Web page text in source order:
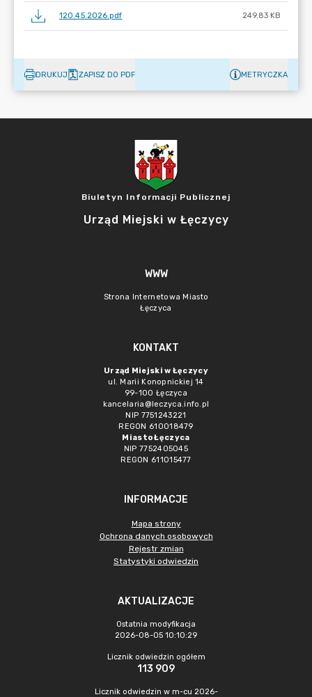
120.45.2026.pdf 249.83 KB
DRUKUJ ZAPISZ DO PDF METRYCZKA
Biuletyn Informacji Publicznej
Urząd Miejski w Łęczycy
WWW
Strona Internetowa Miasto
Łęczyca
KONTAKT
Urząd Miejski w Łęczycy
ul. Marii Konopnickiej 14
99-100 Łęczyca
kancelaria@leczyca.info.pl
NIP 7751243221
REGON 610018479
Miasto Łęczyca
NIP 7752405045
REGON 611015477
INFORMACJE
Mapa strony
Ochrona danych osobowych
Rejestr zmian
Statystyki odwiedzin
AKTUALIZACJE
Ostatnia modyfikacja
2026-08-05 10:10:29
Licznik odwiedzin ogółem
113 909
Licznik odwiedzin w m-cu 2026-